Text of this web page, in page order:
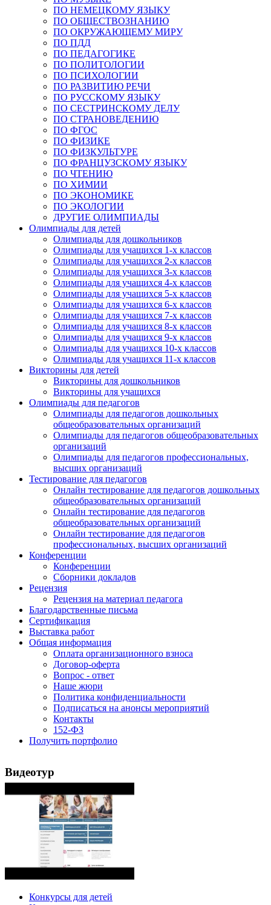
ПО НЕМЕЦКОМУ ЯЗЫКУ
ПО ОБЩЕСТВОЗНАНИЮ
ПО ОКРУЖАЮЩЕМУ МИРУ
ПО ПДД
ПО ПЕДАГОГИКЕ
ПО ПОЛИТОЛОГИИ
ПО ПСИХОЛОГИИ
ПО РАЗВИТИЮ РЕЧИ
ПО РУССКОМУ ЯЗЫКУ
ПО СЕСТРИНСКОМУ ДЕЛУ
ПО СТРАНОВЕДЕНИЮ
ПО ФГОС
ПО ФИЗИКЕ
ПО ФИЗКУЛЬТУРЕ
ПО ФРАНЦУЗСКОМУ ЯЗЫКУ
ПО ЧТЕНИЮ
ПО ХИМИИ
ПО ЭКОНОМИКЕ
ПО ЭКОЛОГИИ
ДРУГИЕ ОЛИМПИАДЫ
Олимпиады для детей
Олимпиады для дошкольников
Олимпиады для учащихся 1-х классов
Олимпиады для учащихся 2-х классов
Олимпиады для учащихся 3-х классов
Олимпиады для учащихся 4-х классов
Олимпиады для учащихся 5-х классов
Олимпиады для учащихся 6-х классов
Олимпиады для учащихся 7-х классов
Олимпиады для учащихся 8-х классов
Олимпиады для учащихся 9-х классов
Олимпиады для учащихся 10-х классов
Олимпиады для учащихся 11-х классов
Викторины для детей
Викторины для дошкольников
Викторины для учащихся
Олимпиады для педагогов
Олимпиады для педагогов дошкольных
общеобразовательных организаций
Олимпиады для педагогов общеобразовательных
организаций
Олимпиады для педагогов профессиональных,
высших организаций
Тестирование для педагогов
Онлайн тестирование для педагогов дошкольных
общеобразовательных организаций
Онлайн тестирование для педагогов
общеобразовательных организаций
Онлайн тестирование для педагогов
профессиональных, высших организаций
Конференции
Конференции
Сборники докладов
Рецензия
Рецензия на материал педагога
Благодарственные письма
Сертификация
Выставка работ
Общая информация
Оплата организационного взноса
Договор-оферта
Вопрос - ответ
Наше жюри
Политика конфиденциальности
Подписаться на анонсы мероприятий
Контакты
152-ФЗ
Получить портфолио
Видеотур
Конкурсы для детей